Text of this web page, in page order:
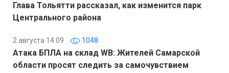
Глава Тольятти рассказал, как изменится парк
Центрального района
2 августа 14:09 1048
Атака БПЛА на склад WB: Жителей Самарской
области просят следить за самочувствием